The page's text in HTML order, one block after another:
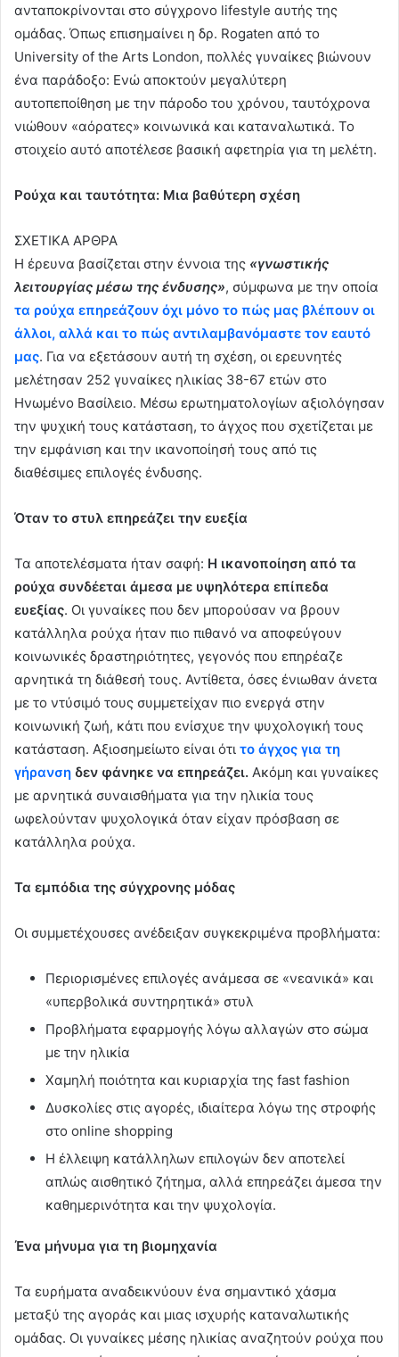
ανταποκρίνονται στο σύγχρονο lifestyle αυτής της
ομάδας. Όπως επισημαίνει η δρ. Rogaten από το
University of the Arts London, πολλές γυναίκες βιώνουν
ένα παράδοξο: Ενώ αποκτούν μεγαλύτερη
αυτοπεποίθηση με την πάροδο του χρόνου, ταυτόχρονα
νιώθουν «αόρατες» κοινωνικά και καταναλωτικά. Το
στοιχείο αυτό αποτέλεσε βασική αφετηρία για τη μελέτη.
Ρούχα και ταυτότητα: Μια βαθύτερη σχέση
ΣΧΕΤΙΚΑ ΑΡΘΡΑ
Η έρευνα βασίζεται στην έννοια της «γνωστικής
λειτουργίας μέσω της ένδυσης», σύμφωνα με την οποία
τα ρούχα επηρεάζουν όχι μόνο το πώς μας βλέπουν οι
άλλοι, αλλά και το πώς αντιλαμβανόμαστε τον εαυτό
μας. Για να εξετάσουν αυτή τη σχέση, οι ερευνητές
μελέτησαν 252 γυναίκες ηλικίας 38-67 ετών στο
Ηνωμένο Βασίλειο. Μέσω ερωτηματολογίων αξιολόγησαν
την ψυχική τους κατάσταση, το άγχος που σχετίζεται με
την εμφάνιση και την ικανοποίησή τους από τις
διαθέσιμες επιλογές ένδυσης.
Όταν το στυλ επηρεάζει την ευεξία
Τα αποτελέσματα ήταν σαφή: Η ικανοποίηση από τα
ρούχα συνδέεται άμεσα με υψηλότερα επίπεδα
ευεξίας. Οι γυναίκες που δεν μπορούσαν να βρουν
κατάλληλα ρούχα ήταν πιο πιθανό να αποφεύγουν
κοινωνικές δραστηριότητες, γεγονός που επηρέαζε
αρνητικά τη διάθεσή τους. Αντίθετα, όσες ένιωθαν άνετα
με το ντύσιμό τους συμμετείχαν πιο ενεργά στην
κοινωνική ζωή, κάτι που ενίσχυε την ψυχολογική τους
κατάσταση. Αξιοσημείωτο είναι ότι το άγχος για τη
γήρανση δεν φάνηκε να επηρεάζει. Ακόμη και γυναίκες
με αρνητικά συναισθήματα για την ηλικία τους
ωφελούνταν ψυχολογικά όταν είχαν πρόσβαση σε
κατάλληλα ρούχα.
Τα εμπόδια της σύγχρονης μόδας
Οι συμμετέχουσες ανέδειξαν συγκεκριμένα προβλήματα:
Περιορισμένες επιλογές ανάμεσα σε «νεανικά» και
«υπερβολικά συντηρητικά» στυλ
Προβλήματα εφαρμογής λόγω αλλαγών στο σώμα
με την ηλικία
Χαμηλή ποιότητα και κυριαρχία της fast fashion
Δυσκολίες στις αγορές, ιδιαίτερα λόγω της στροφής
στο online shopping
Η έλλειψη κατάλληλων επιλογών δεν αποτελεί
απλώς αισθητικό ζήτημα, αλλά επηρεάζει άμεσα την
καθημερινότητα και την ψυχολογία.
Ένα μήνυμα για τη βιομηχανία
Τα ευρήματα αναδεικνύουν ένα σημαντικό χάσμα
μεταξύ της αγοράς και μιας ισχυρής καταναλωτικής
ομάδας. Οι γυναίκες μέσης ηλικίας αναζητούν ρούχα που